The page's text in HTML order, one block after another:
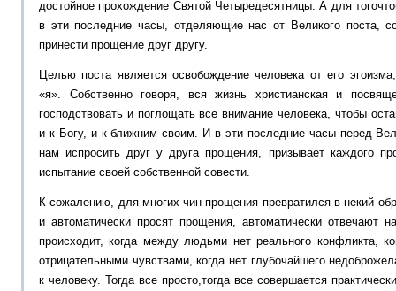
достойное прохождение Святой Четыредесятницы. А для
в эти последние часы, отделяющие нас от Великого поста,
принести прощение друг другу.
Целью поста является освобождение человека от его
«я». Собственно говоря, вся жизнь христианская и
господствовать и поглощать все внимание человека, чтобы
и к Богу, и к ближним своим. И в эти последние часы перед
нам испросить друг у друга прощения, призывает каждого
испытание своей собственной совести.
К сожалению, для многих чин прощения превратился в некий
и автоматически просят прощения, автоматически отвечают
происходит, когда между людьми нет реального конфликта,
отрицательными чувствами, когда нет глубочайшего
к человеку. Тогда все просто,тогда все совершается